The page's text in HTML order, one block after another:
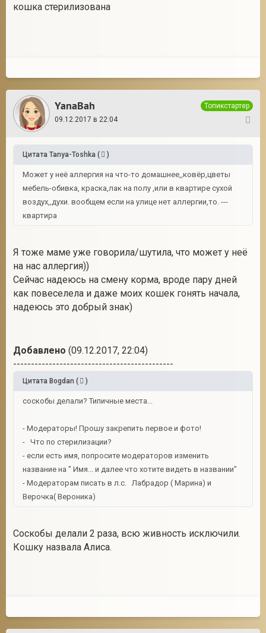
кошка стерилизована
YanaBah
Топикстартер
09.12.2017 в 22:04
Цитата Tanya-Toshka ( )
Может у неё аллергия на что-то домашнее,,ковёр,цветы
мебель-обивка, краска,лак на полу ,или в квартире сухой
воздух,,духи. вообщем если на улице нет аллергии,то. ---
квартира
Я тоже маме уже говорила/шутила, что может у неё
на нас аллергия))
Сейчас надеюсь на смену корма, вроде пару дней
как повеселела и даже моих кошек гонять начала,
надеюсь это добрый знак)
Добавлено (09.12.2017, 22:04)
---------------------------------------------
Цитата Bogdan ( )
соскобы делали? Типичные места...
- Модераторы! Прошу закрепить первое и фото!
- Что по стерилизации?
- если есть имя, попросите модераторов изменить
название на " Имя... и далее что хотите видеть в названии"
- Модераторам писать в л.с. Лабрадор ( Марина) и
Верочка( Вероника)
Соскобы делали 2 раза, всю живность исключили.
Кошку назвала Алиса.